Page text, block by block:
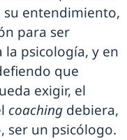
su entendimiento,
para ser
psicología, y en
que
exigir, el
coaching debiera,
ser un psicólogo.